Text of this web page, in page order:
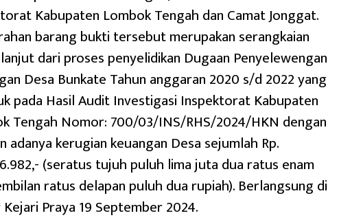
Kabupaten Lombok Tengah dan Camat Jonggat.
barang bukti tersebut merupakan serangkaian
dari proses penyelidikan Dugaan Penyelewengan
Desa Bunkate Tahun anggaran 2020 s/d 2022 yang
pada Hasil Audit Investigasi Inspektorat Kabupaten
Tengah Nomor: 700/03/INS/RHS/2024/HKN dengan
adanya kerugian keuangan Desa sejumlah Rp.
(seratus tujuh puluh lima juta dua ratus enam
ratus delapan puluh dua rupiah). Berlangsung di
Praya 19 September 2024.